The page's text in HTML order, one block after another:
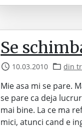
Se
10.03.2010 din
Mie asa mi se pare.
se pare ca deja
mai bine. La ce ma
mici, atunci cand e